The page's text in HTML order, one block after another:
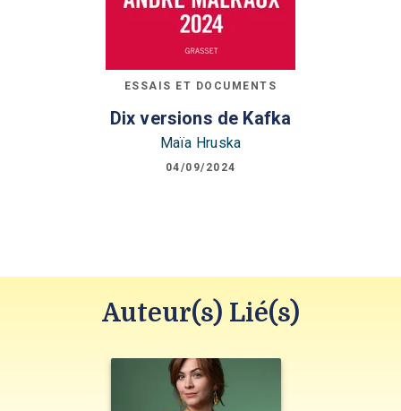
ESSAIS ET DOCUMENTS
Dix versions de Kafka
Maïa Hruska
04/09/2024
Auteur(s) Lié(s)